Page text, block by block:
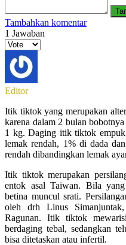
Tambahkan komentar
1 Jawaban
Editor
Itik tiktok yang merupakan
karena dalam 2 bulan
1 kg. Daging itik tiktok
lemak rendah, 1% di dada
rendah dibandingkan lemak
Itik tiktok merupakan
entok asal Taiwan. Bila
betina muncul srati.
oleh drh Linus
Ragunan. Itik tiktok
berdaging tebal, sedangkan
bisa ditetaskan atau infertil.